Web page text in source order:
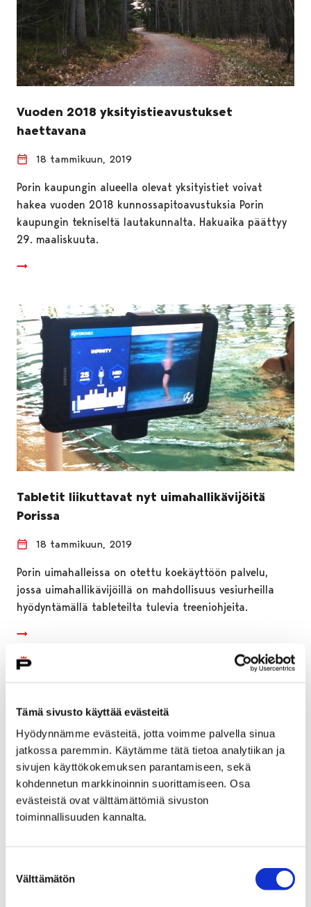
Tämä sivusto käyttää evästeitä
Hyödynnämme evästeitä, jotta voimme palvella sinua
jatkossa paremmin. Käytämme tätä tietoa analytiikan ja
sivujen käyttökokemuksen parantamiseen, sekä
kohdennetun markkinoinnin suorittamiseen. Osa
evästeistä ovat välttämättömiä sivuston
toiminnallisuuden kannalta.
valinta
Välttämätön
Vuoden 2018 yksityistieavustukset
haettavana
18 tammikuun, 2019
Porin kaupungin alueella olevat yksityistiet voivat
hakea vuoden 2018 kunnossapitoavustuksia Porin
kaupungin tekniseltä lautakunnalta. Hakuaika päättyy
29. maaliskuuta.
Tabletit liikuttavat nyt uimahallikävijöitä
Porissa
18 tammikuun, 2019
Porin uimahalleissa on otettu koekäyttöön palvelu,
jossa uimahallikävijöillä on mahdollisuus vesiurheilla
hyödyntämällä tableteilta tulevia treeniohjeita.
Lasten Liikuntamaa -tapahtumat jatkuvat
Karhuhallissa